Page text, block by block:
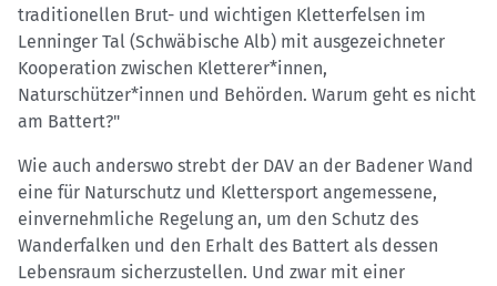
traditionellen Brut- und wichtigen Kletterfelsen im
Lenninger Tal (Schwäbische Alb) mit ausgezeichneter
Kooperation zwischen Kletterer*innen,
Naturschützer*innen und Behörden. Warum geht es nicht
am Battert?"
Wie auch anderswo strebt der DAV an der Badener Wand
eine für Naturschutz und Klettersport angemessene,
einvernehmliche Regelung an, um den Schutz des
Wanderfalken und den Erhalt des Battert als dessen
Lebensraum sicherzustellen. Und zwar mit einer